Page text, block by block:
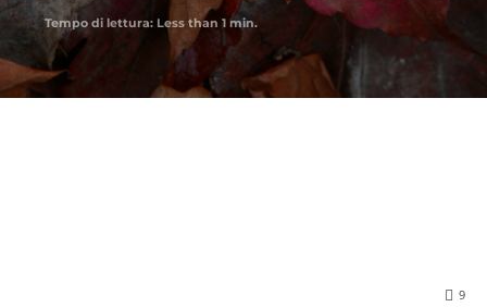
Tempo di lettura: Less than 1 min.
9